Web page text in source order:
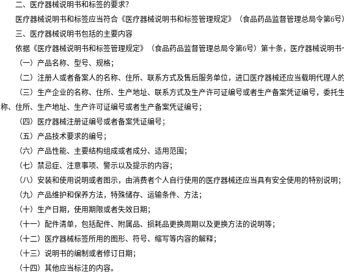
二、医疗器械说明书和标签的要求？
医疗器械说明书和标签应当符合《医疗器械说明书和标签管理规定》（食品药品监督管理总局令第6号
三、医疗器械说明书包括的主要内容
依据《医疗器械说明书和标签管理规定》（食品药品监督管理总局令第6号）第十条，医疗器械说明书
（一）产品名称、型号、规格；
（二）注册人或者备案人的名称、住所、联系方式及售后服务单位，进口医疗器械还应当载明代理人的
（三）生产企业的名称、住所、生产地址、联系方式及生产许可证编号或者生产备案凭证编号，委托
称、住所、生产地址、生产许可证编号或者生产备案凭证编号；
（四）医疗器械注册证编号或者备案凭证编号；
（五）产品技术要求的编号；
（六）产品性能、主要结构组成或者成分、适用范围；
（七）禁忌症、注意事项、警示以及提示的内容；
（八）安装和使用说明或者图示，由消费者个人自行使用的医疗器械还应当具有安全使用的特别说明；
（九）产品维护和保养方法，特殊储存、运输条件、方法；
（十）生产日期，使用期限或者失效日期；
（十一）配件清单，包括配件、附属品、损耗品更换周期以及更换方法的说明等；
（十二）医疗器械标签所用的图形、符号、缩写等内容的解释；
（十三）说明书的编制或者修订日期；
（十四）其他应当标注的内容。